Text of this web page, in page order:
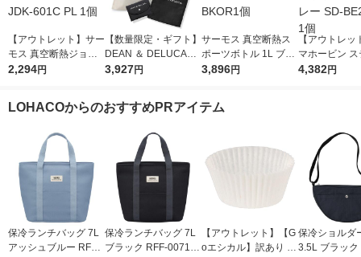
【アウトレット】サー
モス 真空断熱ジョッ
キ 600ml パープル JD
2,294円
【数量限定・ギフト】
DEAN ＆ DELUCA
クーラーバッグ M＆
3,927円
サーモス 真空断熱ス
ポーツボトル 1L ブラ
ックオレンジ FJS-10
3,896円
【アウトレッ
マホービン
スクールボト
4,382円
LOHACOからのおすすめPRアイテム
保冷ランチバッグ 7L
アッシュブルー RFF-
保冷ランチバッグ 7L
ブラック RFF-0071 B
【アウトレット】【G
oエシカル】訳あり シ
保冷ショルダ
3.5L ブラック